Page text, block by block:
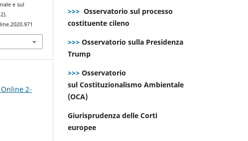
e sul
Online 2-
>>> Osservatorio sul processo
costituente cileno
>>> Osservatorio sulla Presidenza
Trump
>>> Osservatorio
sul Costituzionalismo Ambientale
(OCA)
Giurisprudenza delle Corti
europee